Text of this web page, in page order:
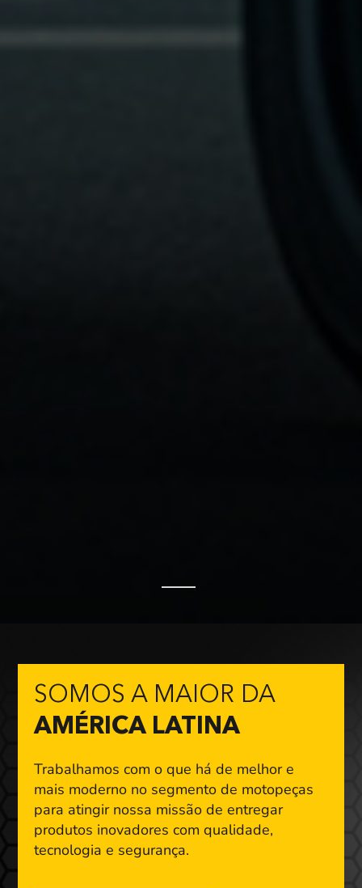
SOMOS A MAIOR DA
AMÉRICA LATINA
Trabalhamos com o que há de melhor e
mais moderno no segmento de motopeças
para atingir nossa missão de entregar
produtos inovadores com qualidade,
tecnologia e segurança.